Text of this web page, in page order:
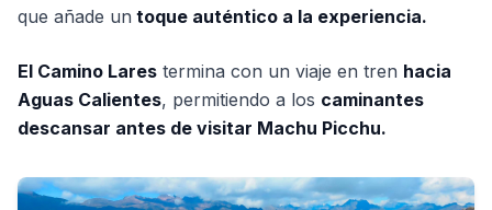
que añade un toque auténtico a la experiencia.
El Camino Lares termina con un viaje en tren hacia
Aguas Calientes, permitiendo a los caminantes
descansar antes de visitar Machu Picchu.